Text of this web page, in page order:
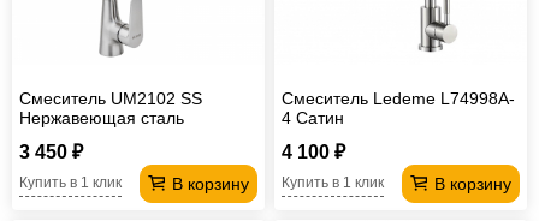
Смеситель UM2102 SS
Нержавеющая сталь
3 450 ₽
В корзину
Купить в 1 клик
Смеситель Ledeme L74998A-
4 Сатин
4 100 ₽
В корзину
Купить в 1 клик